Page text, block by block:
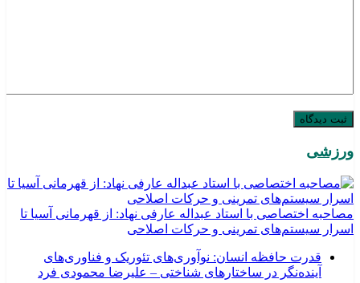
ورزشی
مصاحبه اختصاصی با استاد عبداله عارفی نهاد: از قهرمانی آسیا تا
اسرار سیستم‌های تمرینی و حرکات اصلاحی
قدرت حافظه انسان: نوآوری‌های تئوریک و فناوری‌های
آینده‌نگر در ساختارهای شناختی – علیرضا محمودی فرد